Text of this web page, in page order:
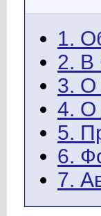
1.
2. В
3. О
4. О
5.
6.
7.